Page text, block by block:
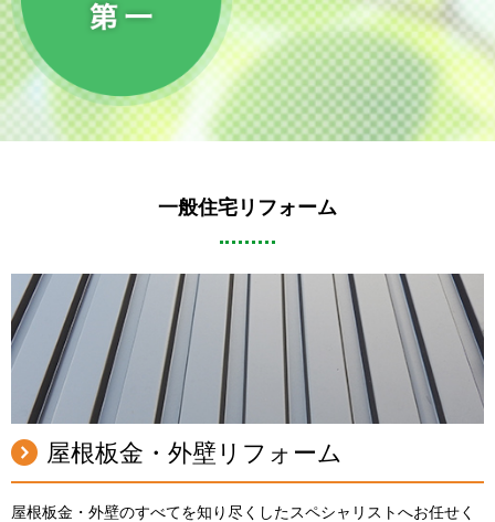
一般住宅リフォーム
屋根板金・外壁リフォーム
屋根板金・外壁のすべてを知り尽くしたスペシャリストへお任せく